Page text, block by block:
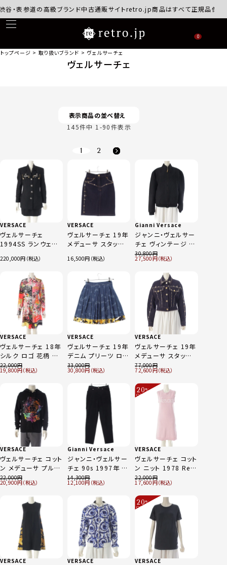
道の高級ブランド中古通販サイトretro.jp商品はすべて正規品保証・返品可
0
トップページ 取り扱いブランド ヴェルサーチェ
ヴェルサーチェ
表示商品の並べ替え
145件中 1 -90件表示
1 2
VERSACE
ヴェルサーチェ
1994SS ランウェイ
ティピン ジャケット
スカートセットアップ
メドゥーサ ブラック
220,000
VERSACE
ヴェルサーチェ 19年
メデューサ スタッズ
A232843 インディゴ
16,500
Gianni Versace
ジャンニ・ヴェルサー
チェ ヴィンテージ ウ
ール 幾何学模様 バ
ティック ステッチ ジ
ップアップ ジャケット
ブルゾン ブラック
30,800
27,500
VERSACE
ヴェルサーチェ 18年
シルク ロゴ 花柄 シ
ャツ ワンピース トッ
プス A82669 ピンク
22,000
19,800
VERSACE
ヴェルサーチェ 19年
デニム プリーツ ロゴ
スカート ボトムス
A83151 ブルー 36
33,000
30,800
VERSACE
ヴェルサーチェ 19年
メデューサ スタッズ
クロップド デニムジ
ャケット A85716 イ
ンディゴ 38
77,000
72,600
VERSACE
ヴェルサーチェ コット
ン メデューサ プルオ
ーバー パーカー
A87506 ブラック M
22,000
20,900
Gianni Versace
ジャンニ・ヴェルサー
チェ 90s 1997年 ベ
ロア メドゥーサボタ
ン バイアス スタッズ
ック ダークグレー
14,300
12,100
20%
OFF
VERSACE
ヴェルサーチェ コット
ン ニット 1978 Re-
Edition ロゴ 刺繍
ノースリーブ ワンピ
ース ドレス ピンク
36
22,000
17,600
VERSACE VERSACE
20%
OFF
VERSACE